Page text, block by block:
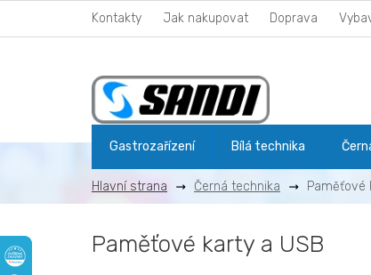
obsah
Kontakty Jak nakupovat Doprava
Gastrozařízení Bílá technika
Černá technika Paměťové
Paměťové karty a USB